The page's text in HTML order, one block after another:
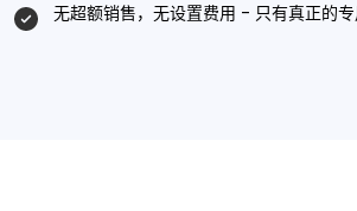
无超额销售，无设置费用 - 只有真正的